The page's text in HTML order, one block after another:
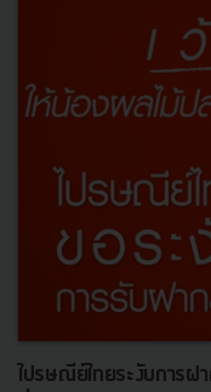
ไปรษณีย์ไทยระงับการฝ